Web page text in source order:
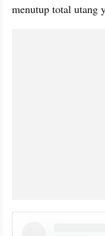
menutup total utang